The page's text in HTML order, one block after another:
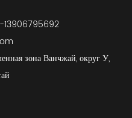
зона Ванчжай, округ У,